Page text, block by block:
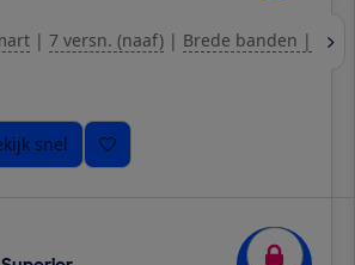
| 7 versn. (naaf) | Brede banden |
snel